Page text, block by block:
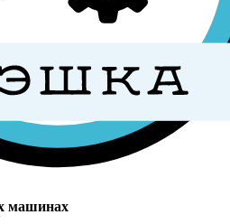
машинах